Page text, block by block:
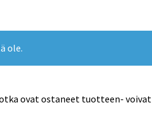
ole.
ovat ostaneet tuotteen- voivat